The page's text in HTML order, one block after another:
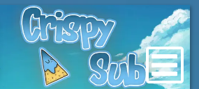
מעבר
לתוכן